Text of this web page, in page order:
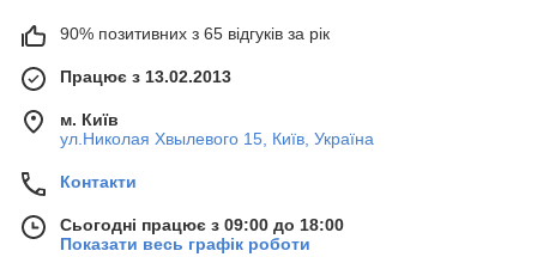
90% позитивних з 65 відгуків за рік
Працює з 13.02.2013
м. Київ
ул.Николая Хвылевого 15, Київ, Україна
Контакти
Сьогодні працює з 09:00 до 18:00
Показати весь графік роботи